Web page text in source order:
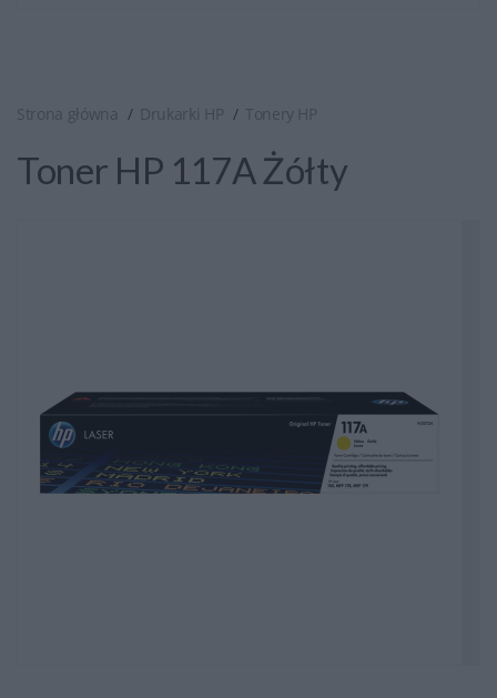
Strona główna Drukarki HP Tonery HP
Toner HP 117A Żółty